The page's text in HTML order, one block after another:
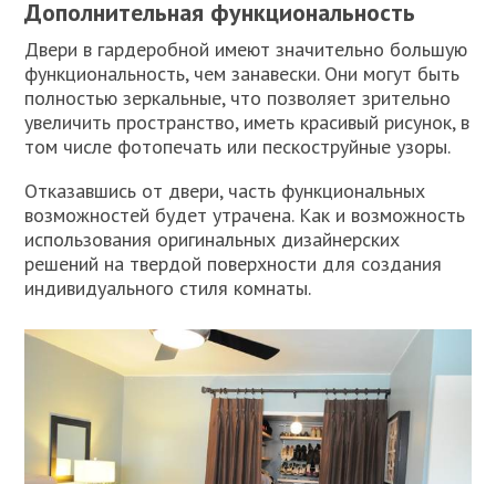
Дополнительная функциональность
Двери в гардеробной имеют значительно большую
функциональность, чем занавески. Они могут быть
полностью зеркальные, что позволяет зрительно
увеличить пространство, иметь красивый рисунок, в
том числе фотопечать или пескоструйные узоры.
Отказавшись от двери, часть функциональных
возможностей будет утрачена. Как и возможность
использования оригинальных дизайнерских
решений на твердой поверхности для создания
индивидуального стиля комнаты.